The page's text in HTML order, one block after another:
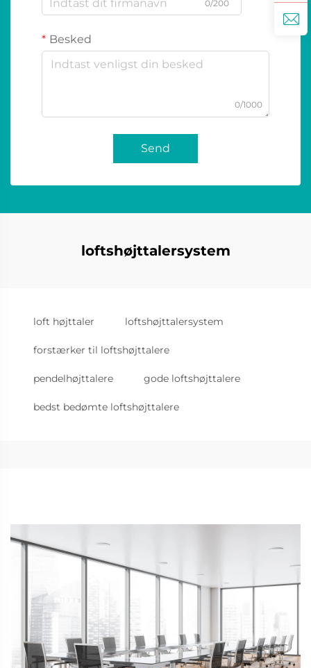
0/200
Besked
0/1000
Send
loftshøjttalersystem
loft højttaler loftshøjttalersystem
forstærker til loftshøjttalere
pendelhøjttalere gode loftshøjttalere
bedst bedømte loftshøjttalere